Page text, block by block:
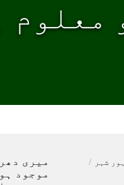
معلوم
شہر
میری
موجود